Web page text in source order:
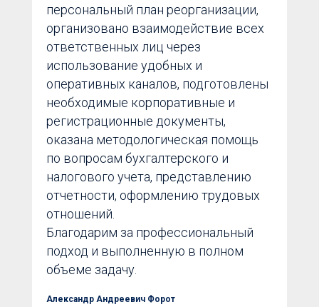
персональный план реорганизации,
организовано взаимодействие всех
ответственных лиц через
использование удобных и
оперативных каналов, подготовлены
необходимые корпоративные и
регистрационные документы,
оказана методологическая помощь
по вопросам бухгалтерского и
налогового учета, представлению
отчетности, оформлению трудовых
отношений.
Благодарим за профессиональный
подход и выполненную в полном
объеме задачу.
Александр Андреевич Форот